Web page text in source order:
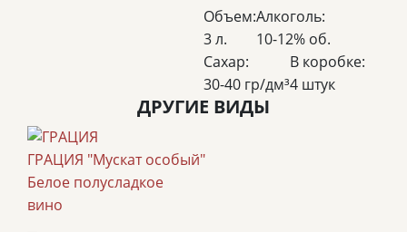
Объем:
3 л.
Алкоголь:
10-12% об.
Сахар:
30-40 гр/дм³
В коробке:
4 штук
ДРУГИЕ ВИДЫ
ГРАЦИЯ "Мускат особый"
Белое полусладкое
вино